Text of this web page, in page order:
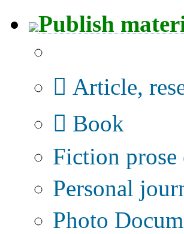
Publish
Article,
Book
Fiction
Personal
Photo